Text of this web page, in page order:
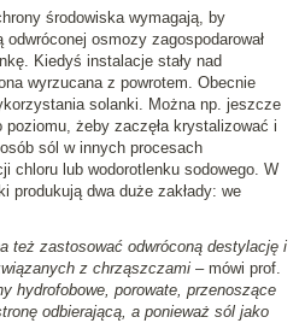
środowiska wymagają, by
osmozy zagospodarował
Kiedyś instalacje stały nad
wyrzucana z powrotem. Obecnie
solanki. Można np. jeszcze
żeby zaczęła krystalizować i
sól w innych procesach
chloru lub wodorotlenku sodowego. W
produkują dwa duże zakłady: we
też zastosować odwróconą destylację i
z chrząszczami – mówi prof.
hydrofobowe, porowate, przenoszące
odbierającą, a ponieważ sól jako